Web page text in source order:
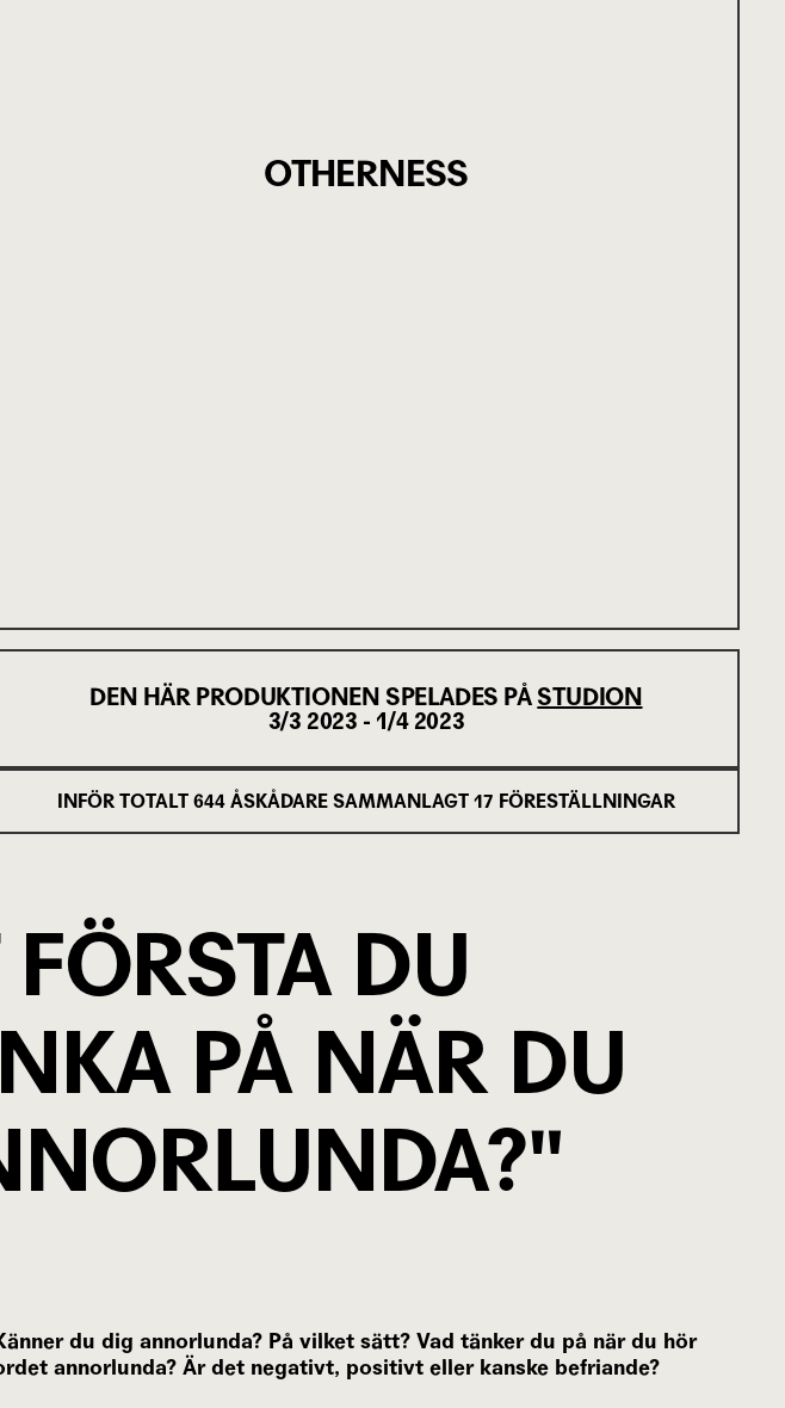
OTHERNESS
DEN HÄR PRODUKTIONEN SPELADES PÅ STUDION
3/3 2023 - 1/4 2023
INFÖR TOTALT 644 ÅSKÅDARE SAMMANLAGT 17 FÖRESTÄLLNINGAR
DU
PÅ NÄR DU
du dig annorlunda? På vilket sätt? Vad tänker du på när du hör
annorlunda? Är det negativt, positivt eller kanske befriande?